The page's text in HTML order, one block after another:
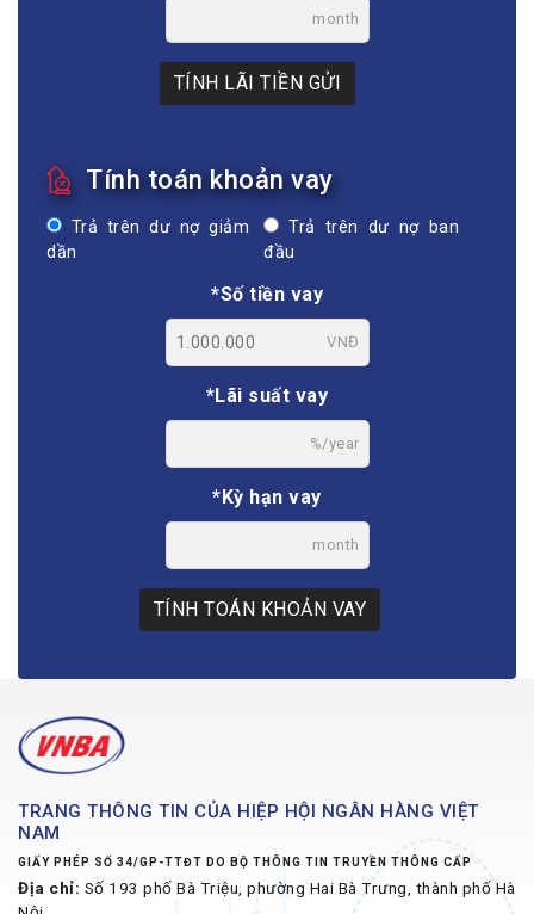
month
TÍNH LÃI TIỀN GỬI
Tính toán khoản vay
Trả trên dư nợ giảm
dần
Trả trên dư nợ ban
đầu
*Số tiền vay
VNĐ
*Lãi suất vay
%/year
*Kỳ hạn vay
month
TÍNH TOÁN KHOẢN VAY
TRANG THÔNG TIN CỦA HIỆP HỘI NGÂN HÀNG VIỆT
NAM
GIẤY PHÉP SỐ 34/GP-TTĐT DO BỘ THÔNG TIN TRUYỀN THÔNG CẤP
Địa chỉ: Số 193 phố Bà Triệu, phường Hai Bà Trưng, thành phố Hà